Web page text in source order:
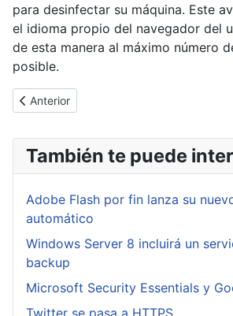
para desinfectar su máquina. Este
el idioma propio del navegador del
de esta manera al máximo número
posible.
Artículo anterior: Windows 8 Release
Anterior
También te puede
Adobe Flash por fin lanza su
automático
Windows Server 8 incluirá un
backup
Microsoft Security Essentials y